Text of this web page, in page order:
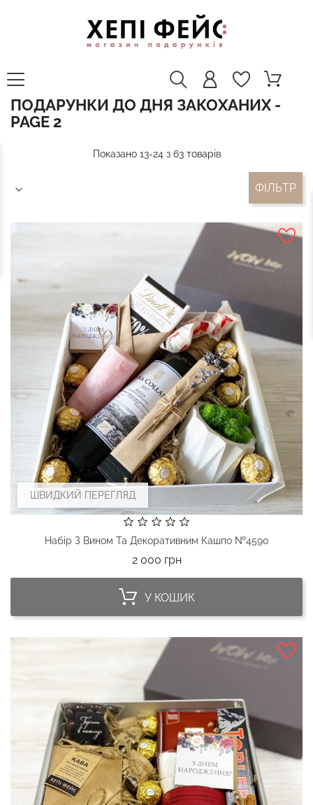
ПОДАРУНКИ ДО ДНЯ ЗАКОХАНИХ -
PAGE 2
ФІЛЬТР
Показано 13-24 з 63 товарів
ШВИДКИЙ ПЕРЕГЛЯД
Набір З Вином Та Декоративним Кашпо №4590
2 000 грнЦіна
У КОШИК